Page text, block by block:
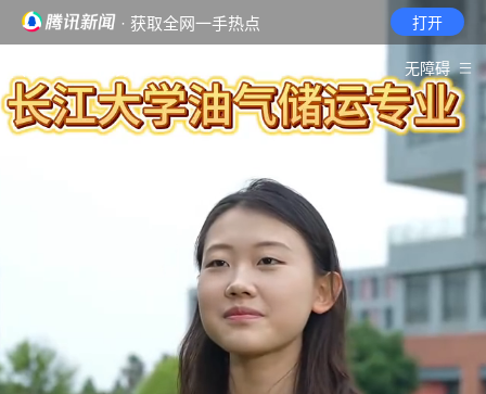
· 获取全网一手热点 打开
无障碍